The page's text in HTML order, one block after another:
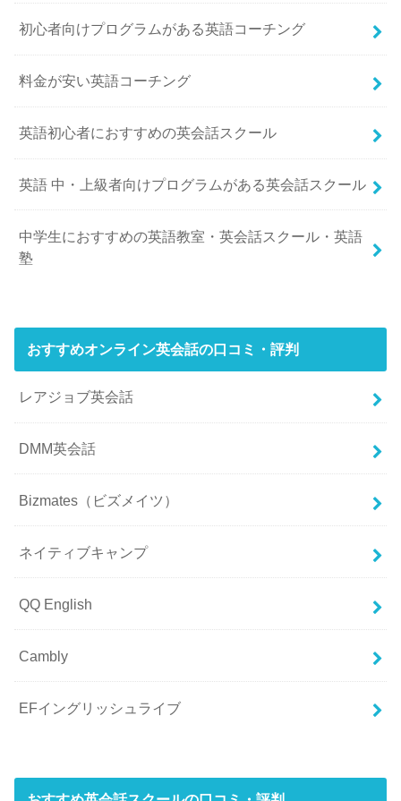
初心者向けプログラムがある英語コーチング
料金が安い英語コーチング
英語初心者におすすめの英会話スクール
英語 中・上級者向けプログラムがある英会話スクール
中学生におすすめの英語教室・英会話スクール・英語
塾
おすすめオンライン英会話の口コミ・評判
レアジョブ英会話
DMM英会話
Bizmates（ビズメイツ）
ネイティブキャンプ
QQ English
Cambly
EFイングリッシュライブ